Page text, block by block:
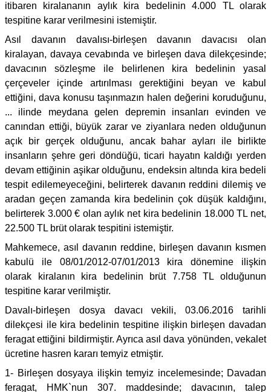
itibaren kiralananın aylık kira bedelinin 4.000 TL olarak
tespitine karar verilmesini istemiştir.
Asıl davanın davalısı-birleşen davanın davacısı olan
kiralayan, davaya cevabında ve birleşen dava dilekçesinde;
davacının sözleşme ile belirlenen kira bedelinin yasal
çerçeveler içinde artırılması gerektiğini beyan ve kabul
ettiğini, dava konusu taşınmazın halen değerini koruduğunu,
... ilinde meydana gelen depremin insanları evinden ve
canından ettiği, büyük zarar ve ziyanlara neden olduğunun
açık bir gerçek olduğunu, ancak bahar ayları ile birlikte
insanların şehre geri döndüğü, ticari hayatın kaldığı yerden
devam ettiğinin aşikar olduğunu, endeksin altında kira bedeli
tespit edilemeyeceğini, belirterek davanın reddini dilemiş ve
aradan geçen zamanda kira bedelinin çok düşük kaldığını,
belirterek 3.000 € olan aylık net kira bedelinin 18.000 TL net,
22.500 TL brüt olarak tespitini istemiştir.
Mahkemece, asıl davanın reddine, birleşen davanın kısmen
kabulü ile 08/01/2012-07/01/2013 kira dönemine ilişkin
olarak kiralanın kira bedelinin brüt 7.758 TL olduğunun
tespitine karar verilmiştir.
Davalı-birleşen dosya davacı vekili, 03.06.2016 tarihli
dilekçesi ile kira bedelinin tespitine ilişkin birleşen davadan
feragat ettiğini bildirmiştir. Ayrıca asıl dava yönünden, vekalet
ücretine hasren kararı temyiz etmiştir.
1- Birleşen dosyaya ilişkin temyiz incelemesinde; Davadan
feragat, HMK`nun 307. maddesinde; davacının, talep